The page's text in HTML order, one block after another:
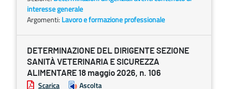
interesse generale
Argomenti: Lavoro e formazione professionale
DETERMINAZIONE DEL DIRIGENTE SEZIONE
SANITÀ VETERINARIA E SICUREZZA
ALIMENTARE 18 maggio 2026, n. 106
Scarica Ascolta